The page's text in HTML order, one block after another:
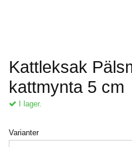
Kattleksak
kattmynta 5 cm
I lager.
Varianter